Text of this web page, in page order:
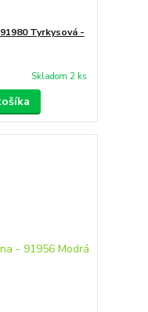
Tyrkysová -
Skladom 2 ks